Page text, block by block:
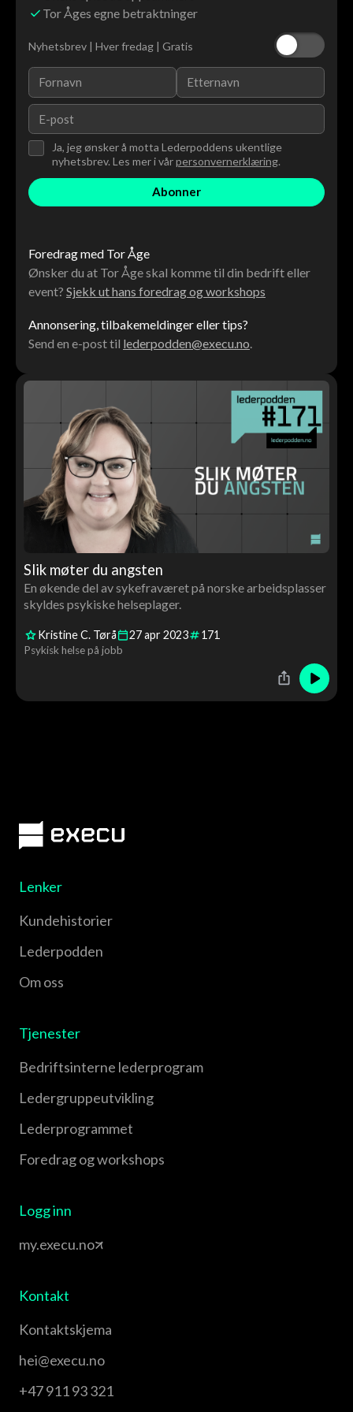
Tor Åges egne betraktninger
Nyhetsbrev | Hver fredag | Gratis
Ja, jeg ønsker å motta Lederpoddens ukentlige
nyhetsbrev. Les mer i vårpersonvernerklæring.
Foredrag med Tor Åge
Ønsker du at Tor Åge skal komme til din bedrift eller
event? Sjekk ut hans foredrag og workshops
Annonsering, tilbakemeldinger eller tips?
Send en e-post til lederpodden@execu.no
Slik møter du angsten
En økende del av sykefraværet på norske arbeidsplasser
skyldes psykiske helseplager.
Kristine C. Tørå 27apr2023 171
Psykisk helse på jobb
Lenker
Kundehistorier
Lederpodden
Om oss
Tjenester
Bedriftsinterne lederprogram
Leder­gruppe­utvikling
Leder­programmet
Foredrag og workshops
Logg inn
my.execu.no
Kontakt
Kontaktskjema
hei@execu.no
+47 911 93 321